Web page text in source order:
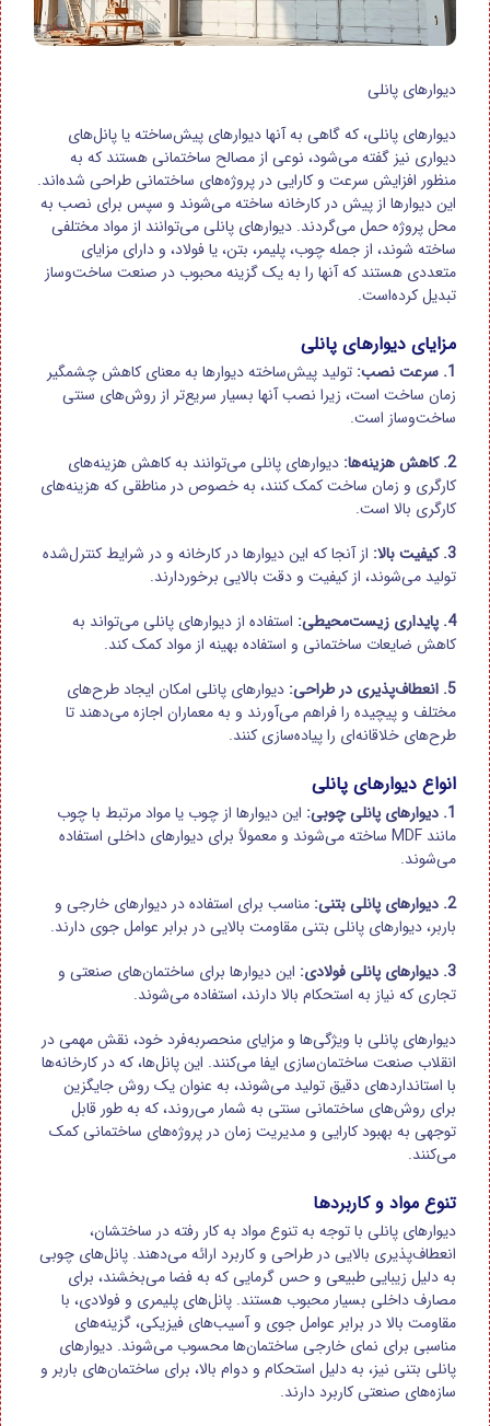
دیوارهای پانلی
دیوارهای پانلی، که گاهی به آنها دیوارهای پیش‌ساخته یا پانل‌های
دیواری نیز گفته می‌شود، نوعی از مصالح ساختمانی هستند که به
منظور افزایش سرعت و کارایی در پروژه‌های ساختمانی طراحی شده‌اند.
این دیوارها از پیش در کارخانه ساخته می‌شوند و سپس برای نصب به
محل پروژه حمل می‌گردند. دیوارهای پانلی می‌توانند از مواد مختلفی
ساخته شوند، از جمله چوب، پلیمر، بتن، یا فولاد، و دارای مزایای
متعددی هستند که آنها را به یک گزینه محبوب در صنعت ساخت‌وساز
تبدیل کرده‌است.
مزایای دیوارهای پانلی
1. سرعت نصب:
تولید پیش‌ساخته دیوارها به معنای کاهش چشمگیر
زمان ساخت است، زیرا نصب آنها بسیار سریع‌تر از روش‌های سنتی
ساخت‌وساز است.
2. کاهش هزینه‌ها:
دیوارهای پانلی می‌توانند به کاهش هزینه‌های
کارگری و زمان ساخت کمک کنند، به خصوص در مناطقی که هزینه‌های
کارگری بالا است.
3. کیفیت بالا:
از آنجا که این دیوارها در کارخانه و در شرایط کنترل‌شده
تولید می‌شوند، از کیفیت و دقت بالایی برخوردارند.
4. پایداری زیست‌محیطی:
استفاده از دیوارهای پانلی می‌تواند به
کاهش ضایعات ساختمانی و استفاده بهینه از مواد کمک کند.
5. انعطاف‌پذیری در طراحی:
دیوارهای پانلی امکان ایجاد طرح‌های
مختلف و پیچیده را فراهم می‌آورند و به معماران اجازه می‌دهند تا
طرح‌های خلاقانه‌ای را پیاده‌سازی کنند.
انواع دیوارهای پانلی
1. دیوارهای پانلی چوبی:
این دیوارها از چوب یا مواد مرتبط با چوب
مانند MDF ساخته می‌شوند و معمولاً برای دیوارهای داخلی استفاده
می‌شوند.
2. دیوارهای پانلی بتنی:
مناسب برای استفاده در دیوارهای خارجی و
باربر، دیوارهای پانلی بتنی مقاومت بالایی در برابر عوامل جوی دارند.
3. دیوارهای پانلی فولادی:
این دیوارها برای ساختمان‌های صنعتی و
تجاری که نیاز به استحکام بالا دارند، استفاده می‌شوند.
دیوارهای پانلی با ویژگی‌ها و مزایای منحصربه‌فرد خود، نقش مهمی در
انقلاب صنعت ساختمان‌سازی ایفا می‌کنند. این پانل‌ها، که در کارخانه‌ها
با استانداردهای دقیق تولید می‌شوند، به عنوان یک روش جایگزین
برای روش‌های ساختمانی سنتی به شمار می‌روند، که به طور قابل
توجهی به بهبود کارایی و مدیریت زمان در پروژه‌های ساختمانی کمک
می‌کنند.
تنوع مواد و کاربردها
دیوارهای پانلی با توجه به تنوع مواد به کار رفته در ساختشان،
انعطاف‌پذیری بالایی در طراحی و کاربرد ارائه می‌دهند. پانل‌های چوبی
به دلیل زیبایی طبیعی و حس گرمایی که به فضا می‌بخشند، برای
مصارف داخلی بسیار محبوب هستند. پانل‌های پلیمری و فولادی، با
مقاومت بالا در برابر عوامل جوی و آسیب‌های فیزیکی، گزینه‌های
مناسبی برای نمای خارجی ساختمان‌ها محسوب می‌شوند. دیوارهای
پانلی بتنی نیز، به دلیل استحکام و دوام بالا، برای ساختمان‌های باربر و
سازه‌های صنعتی کاربرد دارند.